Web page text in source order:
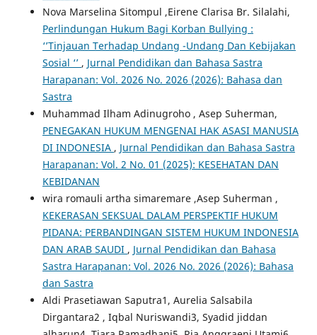
Nova Marselina Sitompul ,Eirene Clarisa Br. Silalahi,
Perlindungan Hukum Bagi Korban Bullying :
‘’Tinjauan Terhadap Undang -Undang Dan Kebijakan
Sosial ‘’ , Jurnal Pendidikan dan Bahasa Sastra
Harapanan: Vol. 2026 No. 2026 (2026): Bahasa dan
Sastra
Muhammad Ilham Adinugroho , Asep Suherman,
PENEGAKAN HUKUM MENGENAI HAK ASASI MANUSIA
DI INDONESIA , Jurnal Pendidikan dan Bahasa Sastra
Harapanan: Vol. 2 No. 01 (2025): KESEHATAN DAN
KEBIDANAN
wira romauli artha simaremare ,Asep Suherman ,
KEKERASAN SEKSUAL DALAM PERSPEKTIF HUKUM
PIDANA: PERBANDINGAN SISTEM HUKUM INDONESIA
DAN ARAB SAUDI , Jurnal Pendidikan dan Bahasa
Sastra Harapanan: Vol. 2026 No. 2026 (2026): Bahasa
dan Sastra
Aldi Prasetiawan Saputra1, Aurelia Salsabila
Dirgantara2 , Iqbal Nuriswandi3, Syadid jiddan